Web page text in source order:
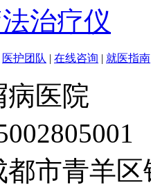
治疗仪
医护团队 | 在线咨询 | 就医指南
病医院
都市青羊